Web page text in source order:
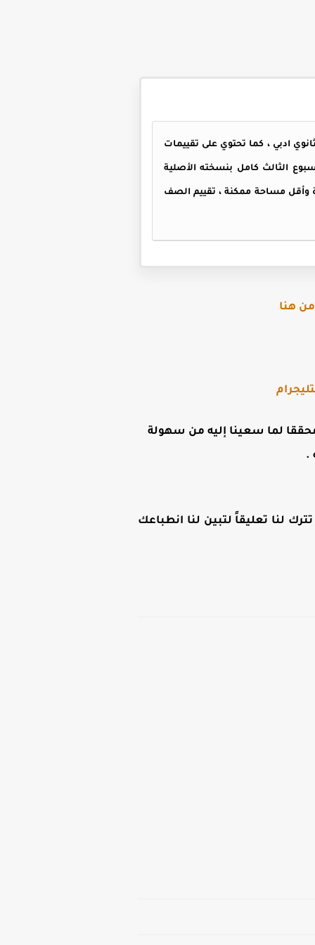
ادبي ، كما تحتوي على تقييمات
الثالثكامل بنسخته الأصلية
في ملف واحد ومنسقة بأعلى جودة وأقل مساحة ممكنة ، تقييم الصف
محققا لما سعينا إليه من سهولة
.
لنا تعليقاً لتبين لنا انطباعك